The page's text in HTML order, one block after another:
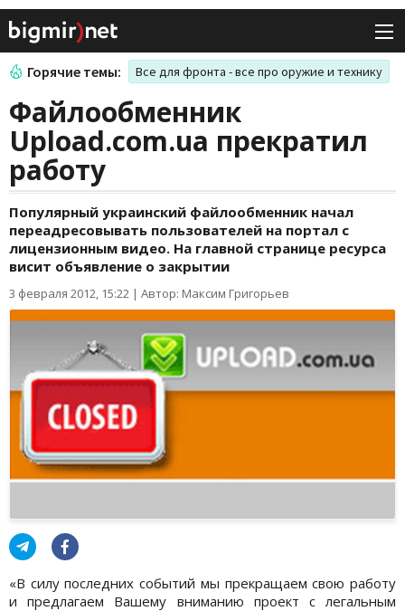
Горячие темы: Все для фронта - все про оружие и технику
Файлообменник
Upload.com.ua прекратил
работу
Популярный украинский файлообменник начал
переадресовывать пользователей на портал с
лицензионным видео. На главной странице ресурса
висит объявление о закрытии
3 февраля 2012, 15:22 | Автор: Максим Григорьев
«В силу последних событий мы прекращаем свою работу
и предлагаем Вашему вниманию проект с легальным